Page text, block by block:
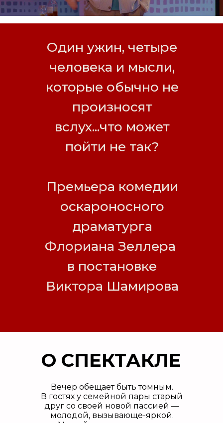
Один ужин, четыре
человека и мысли,
которые обычно не
произносят
вслух...что может
пойти не так?
Премьера комедии
оскароносного
драматурга
Флориана Зеллера
в постановке
Виктора Шамирова
Вечер обещает быть томным.
В гостях у семейной пары старый
друг со своей новой пассией —
молодой, вызывающе-яркой.
О СПЕКТАКЛЕ